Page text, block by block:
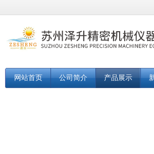
网站首页 公司简介 产品展示